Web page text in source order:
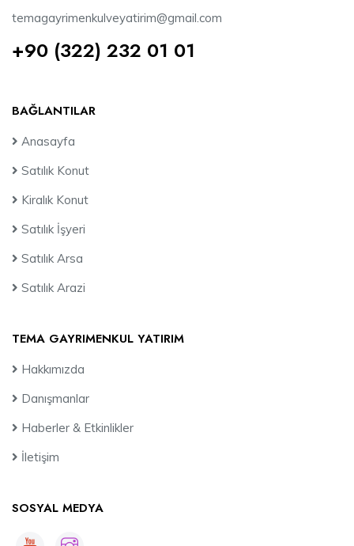
temagayrimenkulveyatirim@gmail.com
+90 (322) 232 01 01
BAĞLANTILAR
Anasayfa
Satılık Konut
Kiralık Konut
Satılık İşyeri
Satılık Arsa
Satılık Arazi
TEMA GAYRIMENKUL YATIRIM
Hakkımızda
Danışmanlar
Haberler & Etkinlikler
İletişim
SOSYAL MEDYA